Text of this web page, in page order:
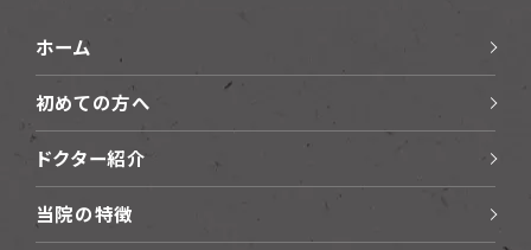
ホーム
初めての方へ
ドクター紹介
当院の特徴